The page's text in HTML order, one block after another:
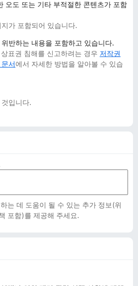
오도 또는 기타 부적절한 콘텐츠가 포함
가 포함되어 있습니다.
반하는 내용을 포함하고 있습니다.
표권 침해를 신고하려는 경우 저작권
서에서 자세한 방법을 알아볼 수 있습
입니다.
는 데 도움이 될 수 있는 추가 정보(위
포함)를 제공해 주세요.